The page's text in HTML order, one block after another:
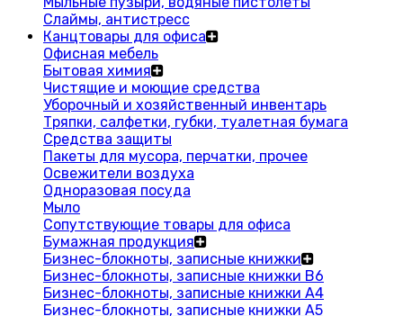
Слаймы, антистресс
Канцтовары для офиса
Офисная мебель
Бытовая химия
Чистящие и моющие средства
Уборочный и хозяйственный инвентарь
Тряпки, салфетки, губки, туалетная бумага
Средства защиты
Пакеты для мусора, перчатки, прочее
Освежители воздуха
Одноразовая посуда
Мыло
Сопутствующие товары для офиса
Бумажная продукция
Бизнес-блокноты, записные книжки
Бизнес-блокноты, записные книжки В6
Бизнес-блокноты, записные книжки A4
Бизнес-блокноты, записные книжки А5